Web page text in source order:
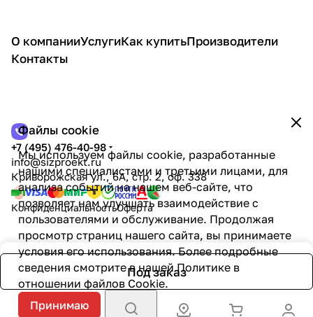
Под заказ
Файлы cookie
Мы используем файлы cookie, разработанные
нашими специалистами и третьими лицами, для
анализа событий на нашем веб-сайте, что
позволяет нам улучшать взаимодействие с
пользователями и обслуживание. Продолжая
просмотр страниц нашего сайта, вы принимаете
условия его использования. Более подробные
сведения смотрите в нашейПолитике в
отношении файлов Cookie.
Принимаю
О компанииУслугиКак купитьПроизводители
Контакты
+7 (495) 476-40-98
info@sizproekt.ru
Криворожская ул., 6А, стр. 2, оф. 338
КонфиденциальностьОферта